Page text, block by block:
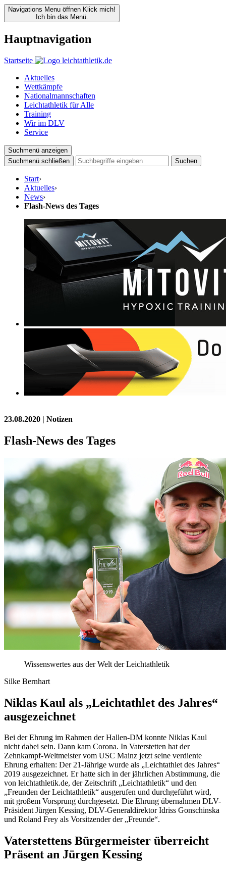
Navigations Menu öffnen Klick mich!
Ich bin das Menü.
Hauptnavigation
Startseite
Aktuelles
Wettkämpfe
Nationalmannschaften
Leichtathletik für Alle
Training
Wir im DLV
Service
Suchmenü anzeigen
Suchmenü schließen
Suchen
Start›
Aktuelles›
News›
Flash-News des Tages
23.08.2020 | Notizen
Flash-News des Tages
Wissenswertes aus der Welt der Leichtathletik
Silke Bernhart
Niklas Kaul als „Leichtathlet des Jahres“
ausgezeichnet
Bei der Ehrung im Rahmen der Hallen-DM konnte Niklas Kaul
nicht dabei sein. Dann kam Corona. In Vaterstetten hat der
Zehnkampf-Weltmeister vom USC Mainz jetzt seine verdiente
Ehrung erhalten: Der 21-Jährige wurde als „Leichtathlet des Jahres“
2019 ausgezeichnet. Er hatte sich in der jährlichen Abstimmung, die
von leichtathletik.de, der Zeitschrift „Leichtathletik“ und den
„Freunden der Leichtathletik“ ausgerufen und durchgeführt wird,
mit großem Vorsprung durchgesetzt. Die Ehrung übernahmen DLV-
Präsident Jürgen Kessing, DLV-Generaldirektor Idriss Gonschinska
und Roland Frey als Vorsitzender der „Freunde“.
Vaterstettens Bürgermeister überreicht
Präsent an Jürgen Kessing